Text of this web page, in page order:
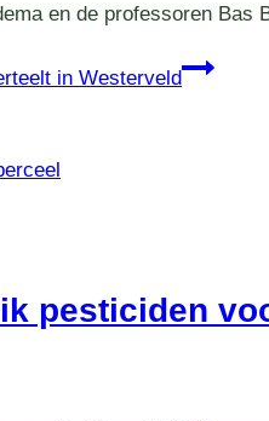
en de professoren Bas
in Westerveld
pesticiden